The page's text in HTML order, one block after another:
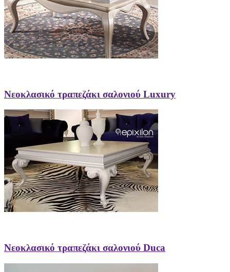
Νεοκλασικό τραπεζάκι σαλονιού Luxury
Νεοκλασικό τραπεζάκι σαλονιού Duca